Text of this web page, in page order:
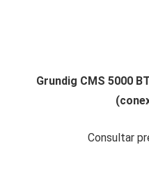
Grundig CMS 5000
Consultar